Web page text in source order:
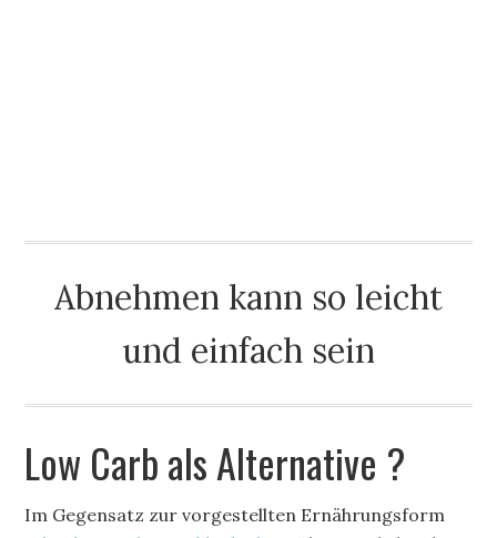
Abnehmen kann so leicht
und einfach sein
Low Carb als Alternative ?
Im Gegensatz zur vorgestellten Ernährungsform